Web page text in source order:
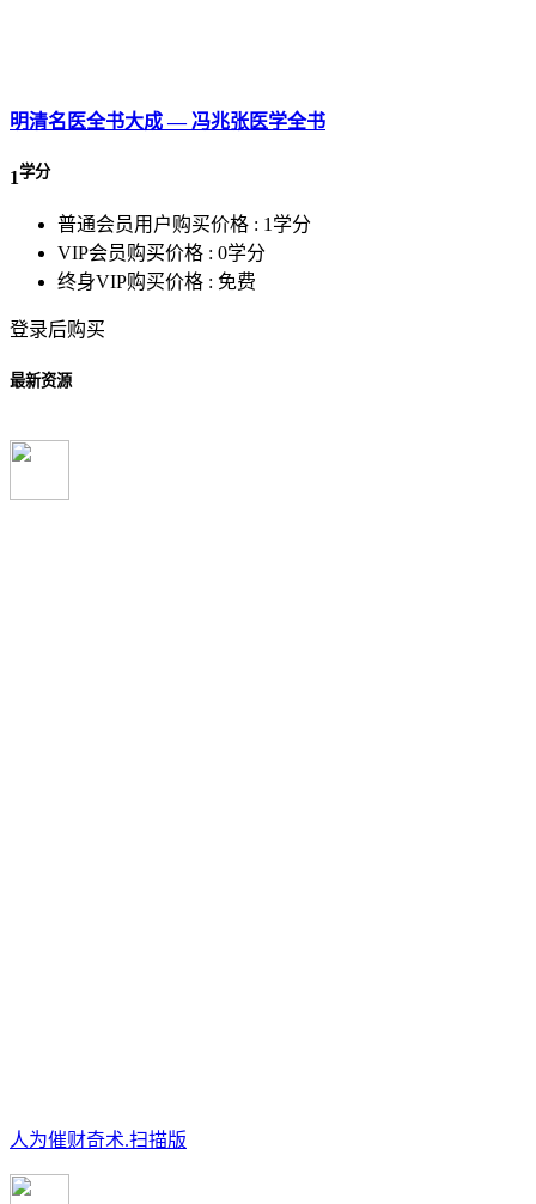
明清名医全书大成 — 冯兆张医学全书
1学分
普通会员用户购买价格 : 1学分
VIP会员购买价格 : 0学分
终身VIP购买价格 : 免费
登录后购买
最新资源
人为催财奇术.扫描版